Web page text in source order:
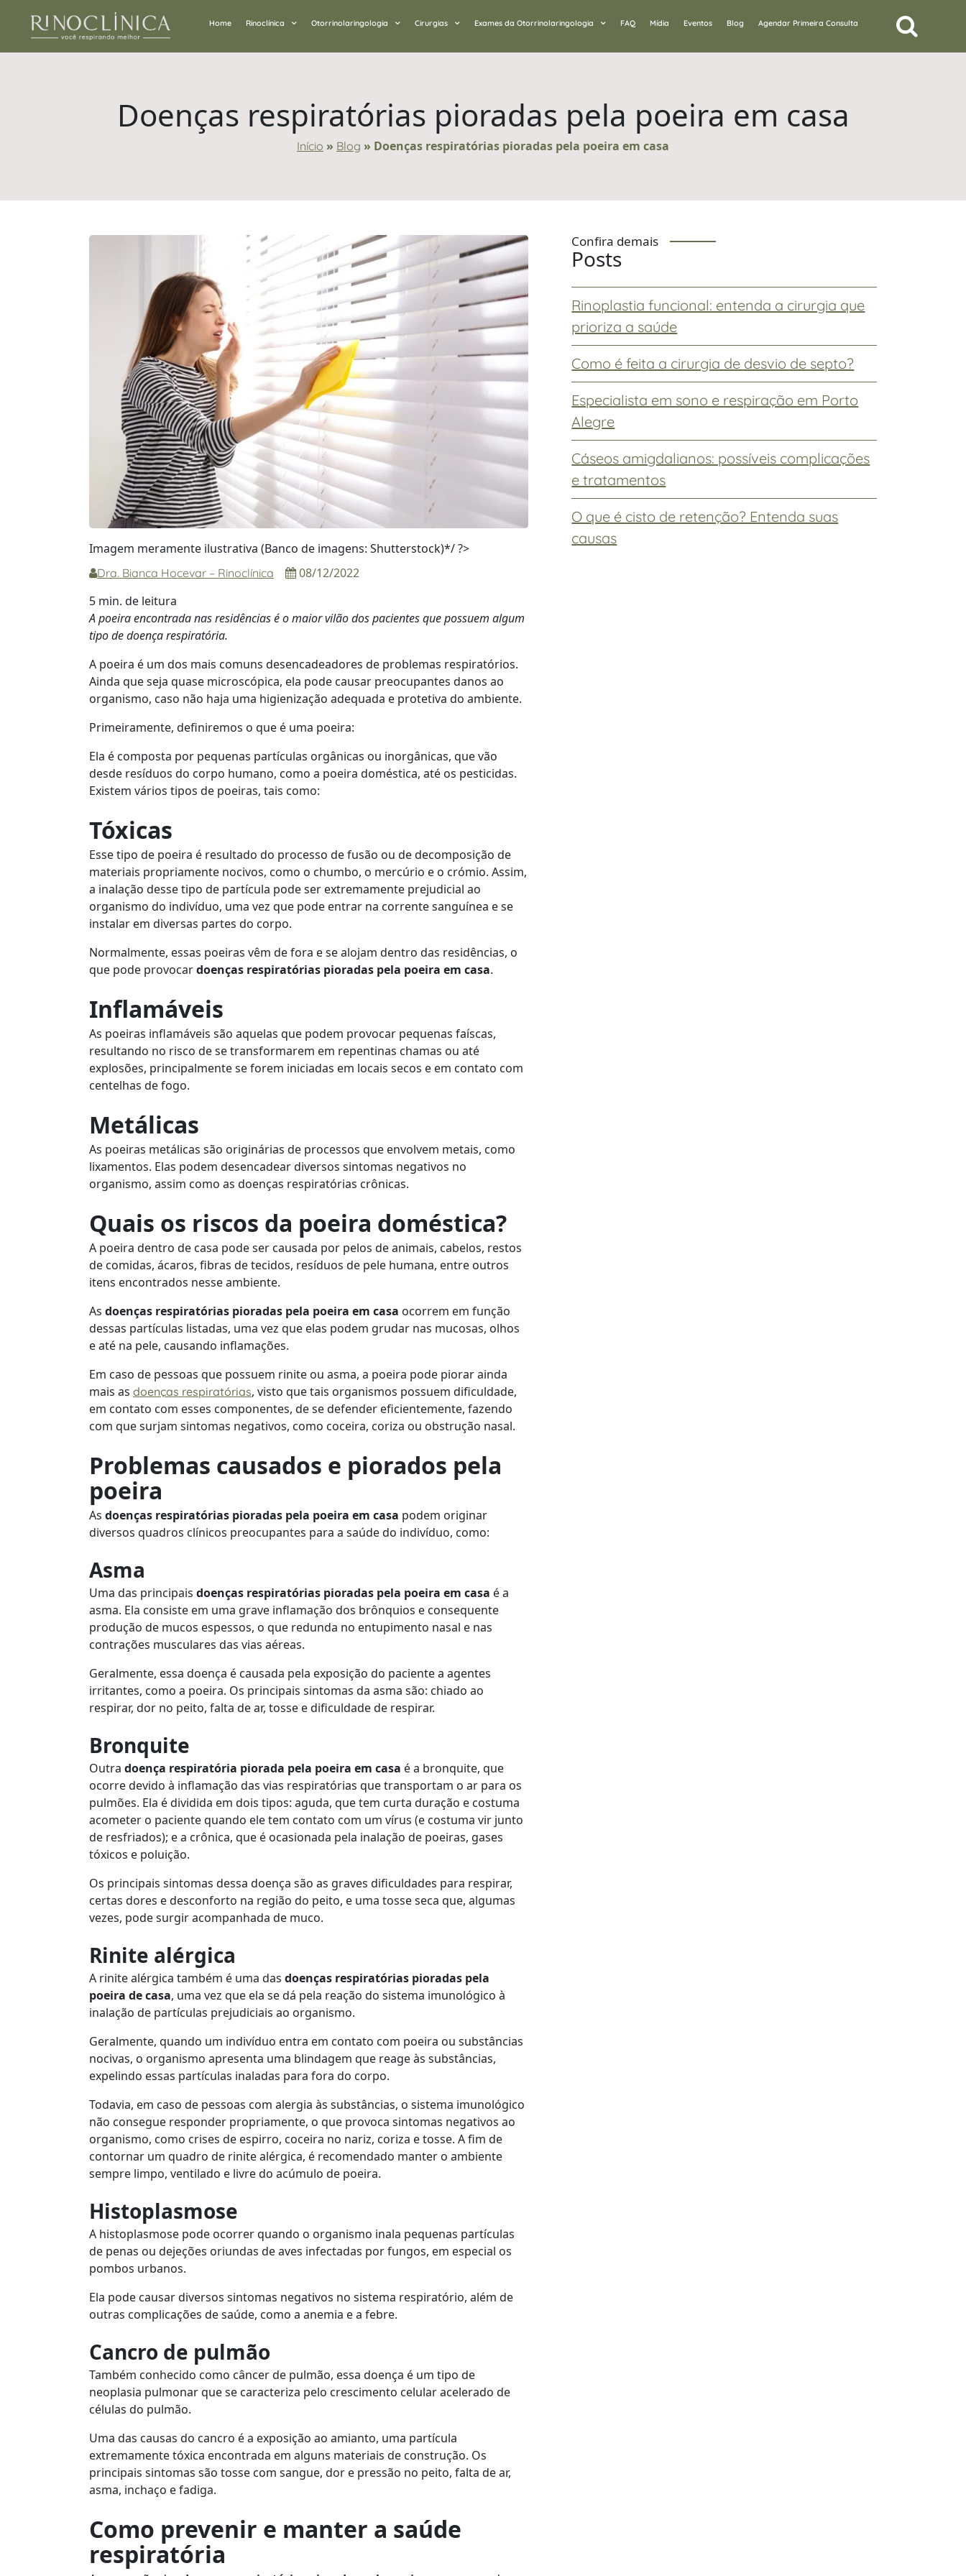
Home Rinoclínica Otorrinolaringologia Cirurgias Exames da Otorrinolaringologia FAQ Mídia Eventos Blog Agendar Primeira Consulta
Doenças respiratórias pioradas pela poeira em casa
Início » Blog » Doenças respiratórias pioradas pela poeira em casa
Imagem meramente ilustrativa (Banco de imagens: Shutterstock)*/ ?>
Dra. Bianca Hocevar – Rinoclínica
08/12/2022
5 min. de leitura
A poeira encontrada nas residências é o maior vilão dos pacientes que possuem algum
tipo de doença respiratória.
A poeira é um dos mais comuns desencadeadores de problemas respiratórios.
Ainda que seja quase microscópica, ela pode causar preocupantes danos ao
organismo, caso não haja uma higienização adequada e protetiva do ambiente.
Primeiramente, definiremos o que é uma poeira:
Ela é composta por pequenas partículas orgânicas ou inorgânicas, que vão
desde resíduos do corpo humano, como a poeira doméstica, até os pesticidas.
Existem vários tipos de poeiras, tais como:
Tóxicas
Esse tipo de poeira é resultado do processo de fusão ou de decomposição de
materiais propriamente nocivos, como o chumbo, o mercúrio e o crómio. Assim,
a inalação desse tipo de partícula pode ser extremamente prejudicial ao
organismo do indivíduo, uma vez que pode entrar na corrente sanguínea e se
instalar em diversas partes do corpo.
Normalmente, essas poeiras vêm de fora e se alojam dentro das residências, o
que pode provocardoenças respiratórias pioradas pela poeira em casa.
Inflamáveis
As poeiras inflamáveis são aquelas que podem provocar pequenas faíscas,
resultando no risco de se transformarem em repentinas chamas ou até
explosões, principalmente se forem iniciadas em locais secos e em contato com
centelhas de fogo.
Metálicas
As poeiras metálicas são originárias de processos que envolvem metais, como
lixamentos. Elas podem desencadear diversos sintomas negativos no
organismo, assim como as doenças respiratórias crônicas.
Quais os riscos da poeira doméstica?
A poeira dentro de casa pode ser causada por pelos de animais, cabelos, restos
de comidas, ácaros, fibras de tecidos, resíduos de pele humana, entre outros
itens encontrados nesse ambiente.
As doenças respiratórias pioradas pela poeira em casa ocorrem em função
dessas partículas listadas, uma vez que elas podem grudar nas mucosas, olhos
e até na pele, causando inflamações.
Em caso de pessoas que possuem rinite ou asma, a poeira pode piorar ainda
mais as doenças respiratórias, visto que tais organismos possuem dificuldade,
em contato com esses componentes, de se defender eficientemente, fazendo
com que surjam sintomas negativos, como coceira, coriza ou obstrução nasal.
Problemas causados e piorados pela
poeira
As doenças respiratórias pioradas pela poeira em casa podem originar
diversos quadros clínicos preocupantes para a saúde do indivíduo, como:
Asma
Uma das principais doenças respiratórias pioradas pela poeira em casa é a
asma. Ela consiste em uma grave inflamação dos brônquios e consequente
produção de mucos espessos, o que redunda no entupimento nasal e nas
contrações musculares das vias aéreas.
Geralmente, essa doença é causada pela exposição do paciente a agentes
irritantes, como a poeira. Os principais sintomas da asma são: chiado ao
respirar, dor no peito, falta de ar, tosse e dificuldade de respirar.
Bronquite
Outra doença respiratória piorada pela poeira em casa é a bronquite, que
ocorre devido à inflamação das vias respiratórias que transportam o ar para os
pulmões. Ela é dividida em dois tipos: aguda, que tem curta duração e costuma
acometer o paciente quando ele tem contato com um vírus (e costuma vir junto
de resfriados); e a crônica, que é ocasionada pela inalação de poeiras, gases
tóxicos e poluição.
Os principais sintomas dessa doença são as graves dificuldades para respirar,
certas dores e desconforto na região do peito, e uma tosse seca que, algumas
vezes, pode surgir acompanhada de muco.
Rinite alérgica
A rinite alérgica também é uma das doenças respiratórias pioradas pela
poeira de casa, uma vez que ela se dá pela reação do sistema imunológico à
inalação de partículas prejudiciais ao organismo.
Geralmente, quando um indivíduo entra em contato com poeira ou substâncias
nocivas, o organismo apresenta uma blindagem que reage às substâncias,
expelindo essas partículas inaladas para fora do corpo.
Todavia, em caso de pessoas com alergia às substâncias, o sistema imunológico
não consegue responder propriamente, o que provoca sintomas negativos ao
organismo, como crises de espirro, coceira no nariz, coriza e tosse. A fim de
contornar um quadro de rinite alérgica, é recomendado manter o ambiente
sempre limpo, ventilado e livre do acúmulo de poeira.
Histoplasmose
A histoplasmose pode ocorrer quando o organismo inala pequenas partículas
de penas ou dejeções oriundas de aves infectadas por fungos, em especial os
pombos urbanos.
Ela pode causar diversos sintomas negativos no sistema respiratório, além de
outras complicações de saúde, como a anemia e a febre.
Cancro de pulmão
Também conhecido como câncer de pulmão, essa doença é um tipo de
neoplasia pulmonar que se caracteriza pelo crescimento celular acelerado de
células do pulmão.
Uma das causas do cancro é a exposição ao amianto, uma partícula
extremamente tóxica encontrada em alguns materiais de construção. Os
principais sintomas são tosse com sangue, dor e pressão no peito, falta de ar,
asma, inchaço e fadiga.
Como prevenir e manter a saúde
respiratória
Confira demais
Posts
Rinoplastia funcional: entenda a cirurgia que
prioriza a saúde
Como é feita a cirurgia de desvio de septo?
Especialista em sono e respiração em Porto
Alegre
Cáseos amigdalianos: possíveis complicações
e tratamentos
O que é cisto de retenção? Entenda suas
causas